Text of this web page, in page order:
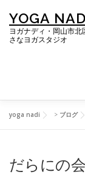
ッ
YOGA
ヨガナディ・岡山市
さなヨガスタジオ
体質改善プログ
yoga nadi > ブログ
だらにの会